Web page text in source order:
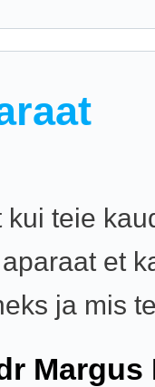
teie
et
ja mis
Margus